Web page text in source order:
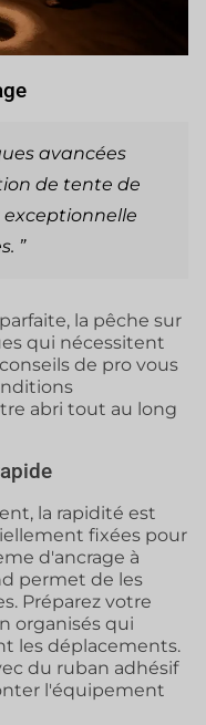
avancées
de tente de
”
la pêche sur
qui nécessitent
de pro vous
abri tout au long
la rapidité est
fixées pour
d'ancrage à
permet de les
Préparez votre
organisés qui
les déplacements.
du ruban adhésif
l'équipement